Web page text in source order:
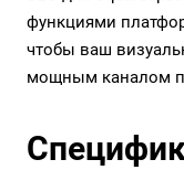
функциями
чтобы ваш
мощным каналом